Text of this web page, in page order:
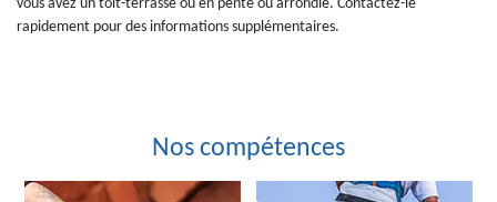
vous avez un toit-terrasse ou en pente ou arrondie. Contactez-le
rapidement pour des informations supplémentaires.
Nos compétences